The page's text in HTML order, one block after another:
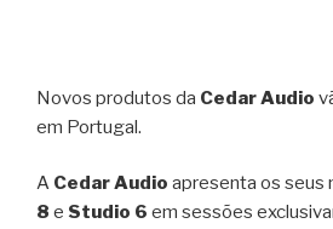
Novos produtos da Cedar Audio
em Portugal.
A Cedar Audio apresenta os seus
8 e Studio 6 em sessões